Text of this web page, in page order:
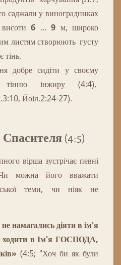
саджали у виноградниках
6 ... 9 м, широко
листям створюють густу
тінь.
добре сидіти у своєму
тінню інжиру (4:4),
Йоіл.2:24-27).
(4:5)
вірша зустрічає певні
можна його
вважати
теми, чи ніяк
не
намагались діяти в ім'я
ходити в Ім'я ГОСПОДА,
(4:5; "Хоч би як були